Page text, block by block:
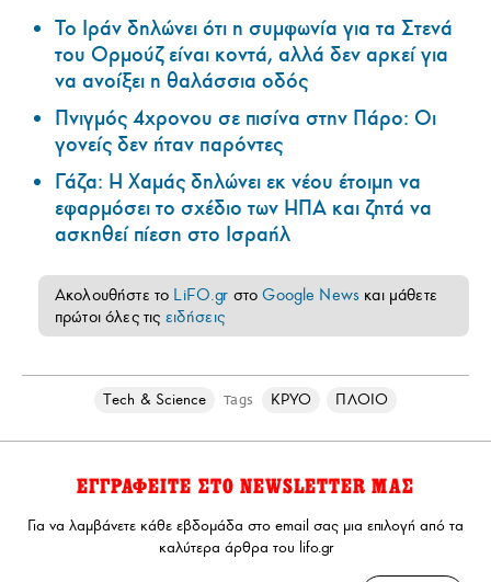
Το Ιράν δηλώνει ότι η συμφωνία για τα Στενά
του Ορμούζ είναι κοντά, αλλά δεν αρκεί για
να ανοίξει η θαλάσσια οδός
Πνιγμός 4χρονου σε πισίνα στην Πάρο: Οι
γονείς δεν ήταν παρόντες
Γάζα: Η Χαμάς δηλώνει εκ νέου έτοιμη να
εφαρμόσει το σχέδιο των ΗΠΑ και ζητά να
ασκηθεί πίεση στο Ισραήλ
Ακολουθήστε το LiFO.gr στοGoogle News και μάθετε
πρώτοι όλες τις ειδήσεις
Τech & Science Tags ΚΡΥΟ ΠΛΟΙΟ
ΕΓΓΡΑΦΕΙΤΕ ΣΤΟ NEWSLETTER ΜΑΣ
Για να λαμβάνετε κάθε εβδομάδα στο email σας μια επιλογή από τα
καλύτερα άρθρα του lifo.gr